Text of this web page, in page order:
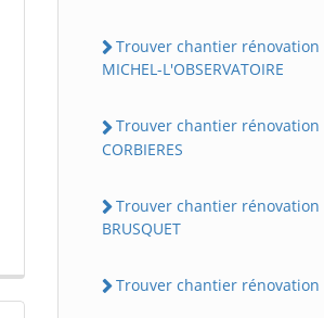
Trouver chantier rénovation
MICHEL-L'OBSERVATOIRE
Trouver chantier rénovation
CORBIERES
Trouver chantier rénovation
BRUSQUET
Trouver chantier rénovation